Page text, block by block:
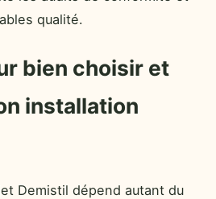
qualité.
bien choisir et
installation
Demistil dépend autant du